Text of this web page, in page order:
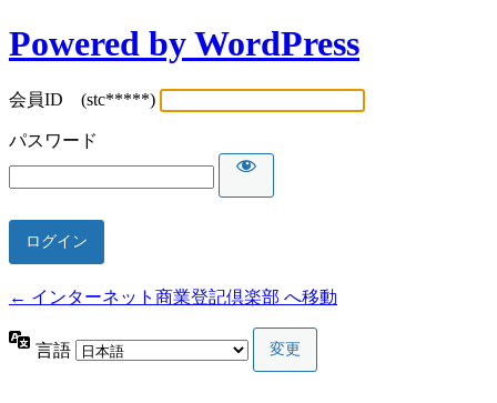
Powered by WordPress
会員ID (stc*****)
パスワード
← インターネット商業登記倶楽部 へ移動
言語